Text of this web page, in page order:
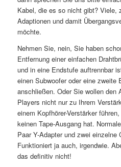
Kabel, die es so nicht gibt? Viele,
Adaptionen und damit
möchte.
Nehmen Sie, nein, Sie haben
Entfernung einer einfachen
und in eine Endstufe auftrennbar
einen Subwoofer oder eine zweite
anschließen. Oder Sie wollen den
Players nicht nur zu Ihrem
einem Kopfhörer-Verstärker
keinen Tape-Ausgang hat.
Paar Y-Adapter und zwei einzelne
Funktioniert ja auch, irgendwie.
das definitiv nicht!